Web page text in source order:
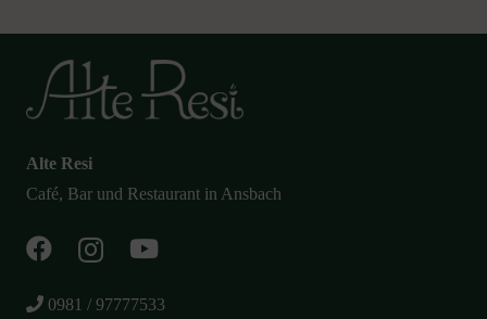
Alte Resi
Café, Bar und Restaurant in Ansbach
0981 / 97777533